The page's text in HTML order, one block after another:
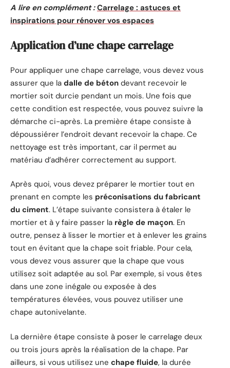
A lire en complément : Carrelage : astuces et
inspirations pour rénover vos espaces
Application d’une chape carrelage
Pour appliquer une chape carrelage, vous devez vous
assurer que la dalle de béton devant recevoir le
mortier soit durcie pendant un mois. Une fois que
cette condition est respectée, vous pouvez suivre la
démarche ci-après. La première étape consiste à
dépoussiérer l’endroit devant recevoir la chape. Ce
nettoyage est très important, car il permet au
matériau d’adhérer correctement au support.
Après quoi, vous devez préparer le mortier tout en
prenant en compte les préconisations du fabricant
du ciment. L’étape suivante consistera à étaler le
mortier et à y faire passer la règle de maçon. En
outre, pensez à lisser le mortier et à enlever les grains
tout en évitant que la chape soit friable. Pour cela,
vous devez vous assurer que la chape que vous
utilisez soit adaptée au sol. Par exemple, si vous êtes
dans une zone inégale ou exposée à des
températures élevées, vous pouvez utiliser une
chape autonivelante.
La dernière étape consiste à poser le carrelage deux
ou trois jours après la réalisation de la chape. Par
ailleurs, si vous utilisez une chape fluide, la durée